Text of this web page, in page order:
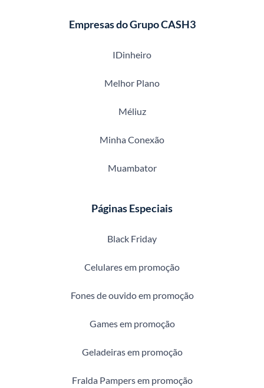
Empresas do Grupo CASH3
IDinheiro
Melhor Plano
Méliuz
Minha Conexão
Muambator
Páginas Especiais
Black Friday
Celulares em promoção
Fones de ouvido em promoção
Games em promoção
Geladeiras em promoção
Fralda Pampers em promoção